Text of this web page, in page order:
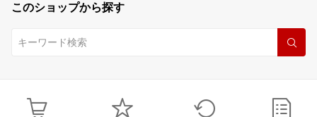
このショップから探す